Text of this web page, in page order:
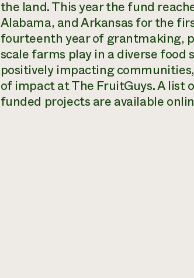
the land. This year the fund
Alabama, and Arkansas for the
fourteenth year of grantmaking,
scale farms play in a diverse
positively impacting
of impact at The FruitGuys. A
funded projects are available